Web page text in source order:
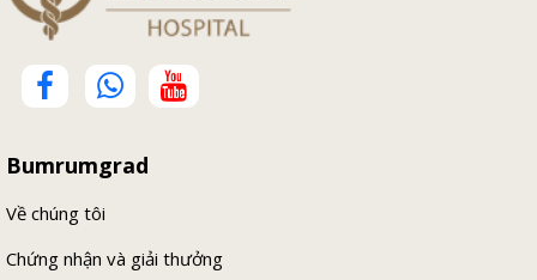
Bumrumgrad
Về chúng tôi
Chứng nhận và giải thưởng